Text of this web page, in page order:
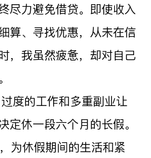
尽力避免借贷。即使收入
算、寻找优惠，从未在信
，我虽然疲惫，却对自己
度的工作和多重副业让
定休一段六个月的长假。
为休假期间的生活和紧